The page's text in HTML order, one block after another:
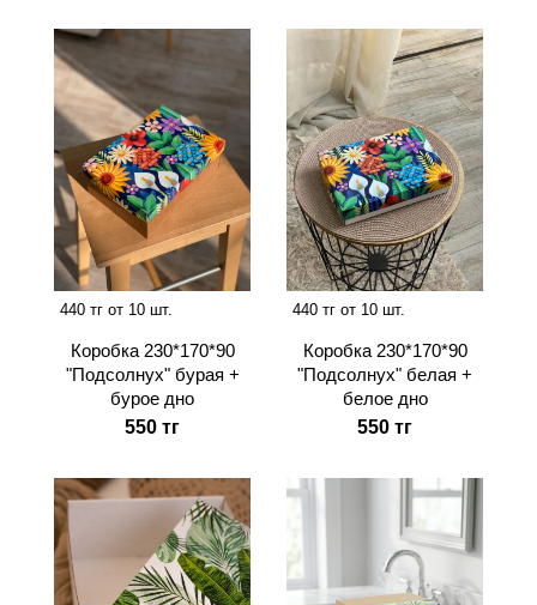
440 тг от 10 шт.
Коробка 230*170*90
"Подсолнух" бурая +
бурое дно
550 тг
440 тг от 10 шт.
Коробка 230*170*90
"Подсолнух" белая +
белое дно
550 тг